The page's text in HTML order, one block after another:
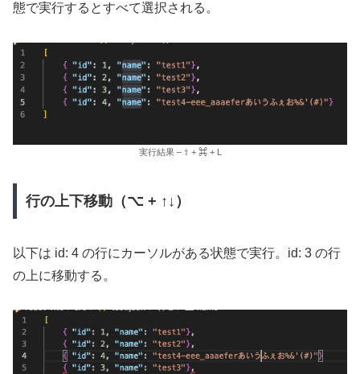
態で実行するとすべて選択される。
実行結果 – ⇧ + ⌘ + L
行の上下移動（⌥ + ↑↓）
以下は id: 4 の行にカーソルがある状態で実行。id: 3 の行
の上に移動する。